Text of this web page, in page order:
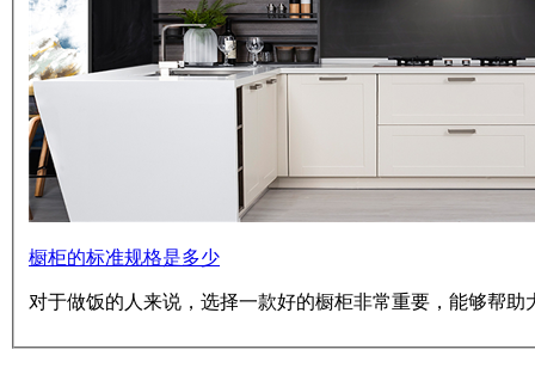
橱柜的标准规格是多少
对于做饭的人来说，选择一款好的橱柜非常重要，能够帮助